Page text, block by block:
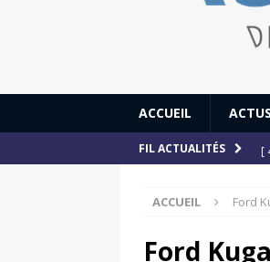
ACCUEIL ACTUS
FIL ACTUALITÉS [
[
ACCUEIL Ford
Ford Kuga